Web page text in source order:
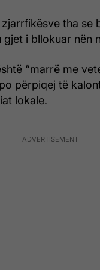
tha se
gjet i bllokuar nën
“marrë me
përpiqej të
lokale.